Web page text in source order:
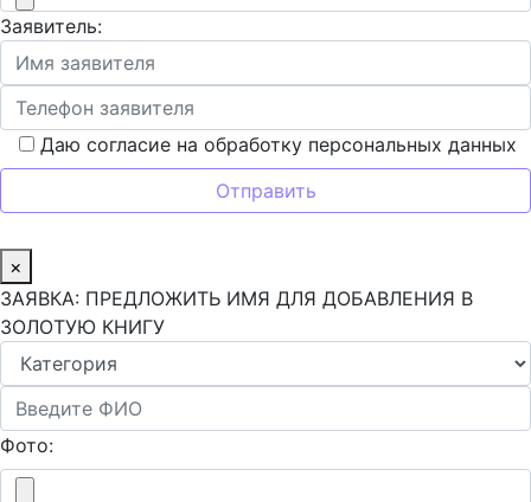
Заявитель:
Даю согласие на обработку персональных данных
×
ЗАЯВКА: ПРЕДЛОЖИТЬ ИМЯ ДЛЯ ДОБАВЛЕНИЯ В
ЗОЛОТУЮ КНИГУ
Фото: